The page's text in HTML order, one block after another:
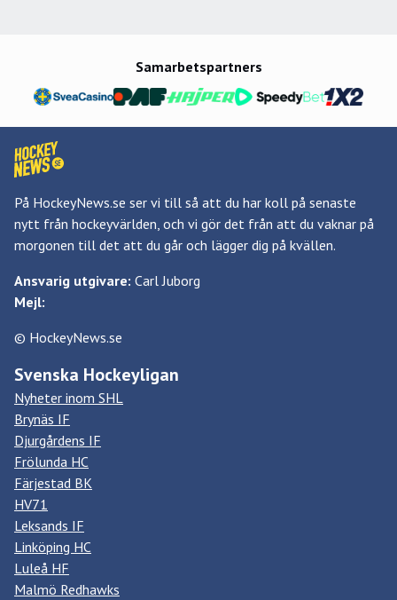
Samarbetspartners
På HockeyNews.se ser vi till så att du har koll på senaste
nytt från hockeyvärlden, och vi gör det från att du vaknar på
morgonen till det att du går och lägger dig på kvällen.
Ansvarig utgivare: Carl Juborg
Mejl:
© HockeyNews.se
Svenska Hockeyligan
Nyheter inom SHL
Brynäs IF
Djurgårdens IF
Frölunda HC
Färjestad BK
HV71
Leksands IF
Linköping HC
Luleå HF
Malmö Redhawks